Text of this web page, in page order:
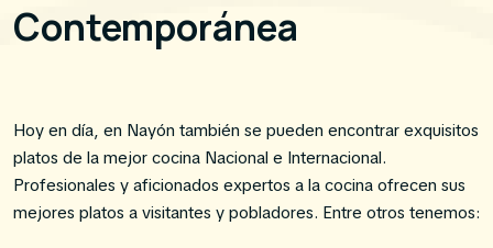
Contemporánea
Hoy en día, en Nayón también se pueden encontrar exquisitos
platos de la mejor cocina Nacional e Internacional.
Profesionales y aficionados expertos a la cocina ofrecen sus
mejores platos a visitantes y pobladores. Entre otros tenemos: